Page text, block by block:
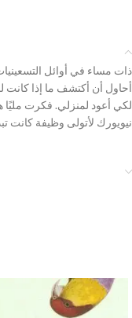
ذات مساء في أوائل
أحاول أن أكتشف ما إذا كانت
لكي أعود لمنزلي. فكرت
نيويورك لأتولى وظيفة كانت